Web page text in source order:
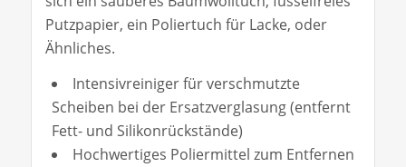
Putzpapier, ein Poliertuch für Lacke, oder
Ähnliches.
Intensivreiniger für verschmutzte
Scheiben bei der Ersatzverglasung (entfernt
Fett- und Silikonrückstände)
Hochwertiges Poliermittel zum Entfernen